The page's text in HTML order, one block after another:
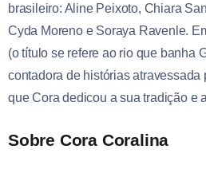
brasileiro: Aline Peixoto, Chiara
Cyda Moreno e Soraya Ravenle.
(o título se refere ao rio que banha
contadora de histórias atravessada
que Cora dedicou a sua tradição e
Sobre Cora Coralina